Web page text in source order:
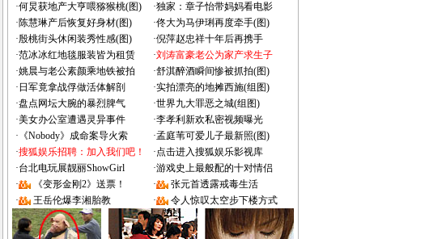
·何炅获地产大亨喂猕猴桃(图) ·独家：章子怡带妈妈看电影
·陈慧琳产后恢复好身材(图) ·佟大为马伊琍再度牵手(图)
·殷桃街头休闲装秀性感(图) ·倪萍赵忠祥十年后再携手
·范冰冰红地毯服装皆为租赁 ·刘涛富豪老公为家产求生子
·姚晨与老公素颜乘地铁被拍 ·舒淇醉酒瞬间惨被抓拍(图)
· 日军竟拿战俘做活体解剖 ·实拍漂亮的地摊西施(组图)
·盘点网坛大腕的暴烈脾气 ·世界九大罪恶之城(组图)
·美女办公室遭遇灵异事件 ·李孝利新欢私密视频曝光
· 《Nobody》成命案导火索 ·孟庭苇可爱儿子最新照(图)
·搜狐娱乐招聘：加入我们吧！ ·点击进入搜狐娱乐影视库
·台北电玩展靓丽ShowGirl ·游戏史上最般配的十对情侣
·
《变形金刚2》送票！ ·
张元首透露戒毒生活
·
王岳伦爆李湘胎教 · 令人惊叹太空步下楼方式